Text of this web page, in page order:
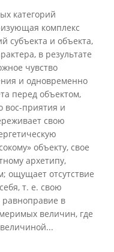
категорий
комплекс
субъекта и объекта,
в результате
чувство
и одновременно
перед объектом,
вос-приятия и
свою
объекту, свое
архетипу,
ощущает отсутствие
т. е. свою
в
величин, где